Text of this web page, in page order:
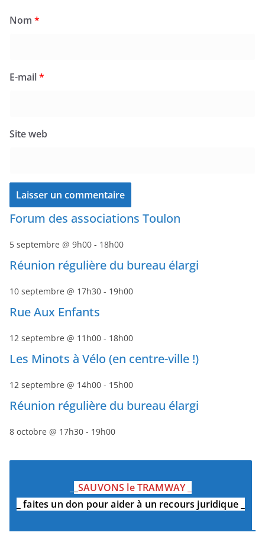
Nom *
E-mail*
Site web
Forum des associations Toulon
5 septembre @ 9h00 - 18h00
Réunion régulière du bureau élargi
10 septembre @ 17h30 - 19h00
Rue Aux Enfants
12 septembre @ 11h00 - 18h00
Les Minots à Vélo (en centre-ville !)
12 septembre @ 14h00 - 15h00
Réunion régulière du bureau élargi
8 octobre @ 17h30 - 19h00
_SAUVONS le TRAMWAY_
_faites un don pour aider à un recours juridique_